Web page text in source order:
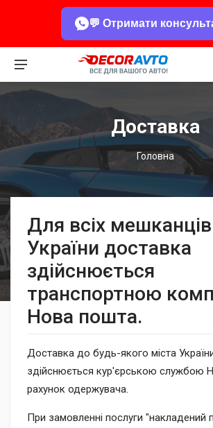
💬 Отримати
Доставка
Головна
Для всіх мешканців
України доставка
здійснюється
транспортною
Нова пошта.
Доставка до будь-якого міста
здійснюється кур'єрською службою
рахунок одержувача.
При замовленні послуги "накладений